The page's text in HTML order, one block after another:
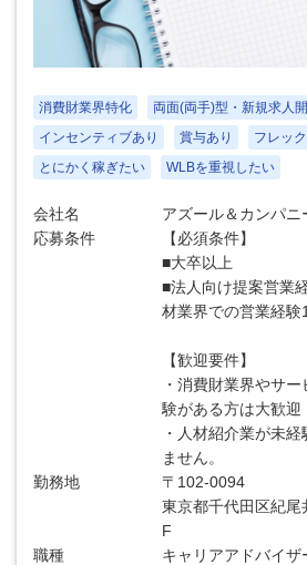
消費財業界特化
両面(両手)型・新規求人
インセンティブあり
賞与あり
フレッ
とにかく稼ぎたい
WLBを重視したい
会社名
アズール＆カンパニ
応募条件
【必須条件】
■大卒以上
■法人向け提案営業
材業界での営業経験
【歓迎要件】
・消費財業界やサ
験がある方は大歓迎
・人材紹介業が未
ません。
勤務地
〒102-0094
東京都千代田区紀
F
職種
キャリアアドバイザ